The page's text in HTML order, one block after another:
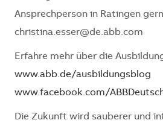
Ansprechperson in Ratingen
christina.esser@de.abb.com
Erfahre mehr über die
www.abb.de/ausbildungsblog
www.facebook.com/
Die Zukunft wird sauberer und